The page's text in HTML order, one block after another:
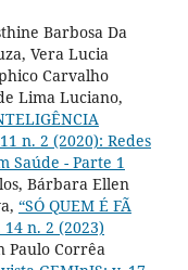
Barbosa Da
Vera Lucia
Carvalho
Lima Luciano,
n. 2 (2020): Redes
Saúde - Parte 1
Bárbara Ellen
“SÓ QUEM É FÃ
14 n. 2 (2023)
Paulo Corrêa